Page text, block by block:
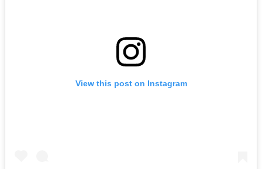
View this post on Instagram